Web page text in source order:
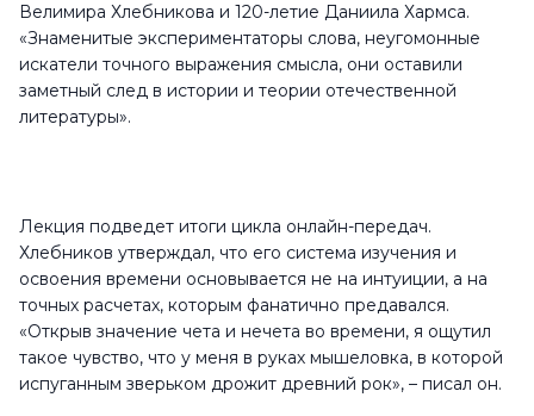
Велимира Хлебникова и 120-летие Даниила Хармса.
«Знаменитые экспериментаторы слова, неугомонные
искатели точного выражения смысла, они оставили
заметный след в истории и теории отечественной
литературы».
Лекция подведет итоги цикла онлайн-передач.
Хлебников утверждал, что его система изучения и
освоения времени основывается не на интуиции, а на
точных расчетах, которым фанатично предавался.
«Открыв значение чета и нечета во времени, я ощутил
такое чувство, что у меня в руках мышеловка, в которой
испуганным зверьком дрожит древний рок», – писал он.